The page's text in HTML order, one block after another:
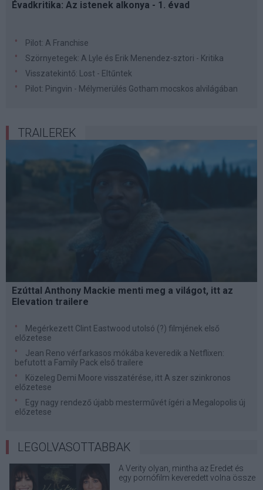
Évadkritika: Az istenek alkonya - 1. évad
Pilot: A Franchise
Szörnyetegek: A Lyle és Erik Menendez-sztori - Kritika
Visszatekintő: Lost - Eltűntek
Pilot: Pingvin - Mélymerülés Gotham mocskos alvilágában
TRAILEREK
Ezúttal Anthony Mackie menti meg a világot, itt az
Elevation trailere
Megérkezett Clint Eastwood utolsó (?) filmjének első
előzetese
Jean Reno vérfarkasos mókába keveredik a Netflixen:
befutott a Family Pack első trailere
Közeleg Demi Moore visszatérése, itt A szer szinkronos
előzetese
Egy nagy rendező újabb mesterművét ígéri a Megalopolis új
előzetese
LEGOLVASOTTABBAK
A Verity olyan, mintha az Eredet és
egy pornófilm keveredett volna össze